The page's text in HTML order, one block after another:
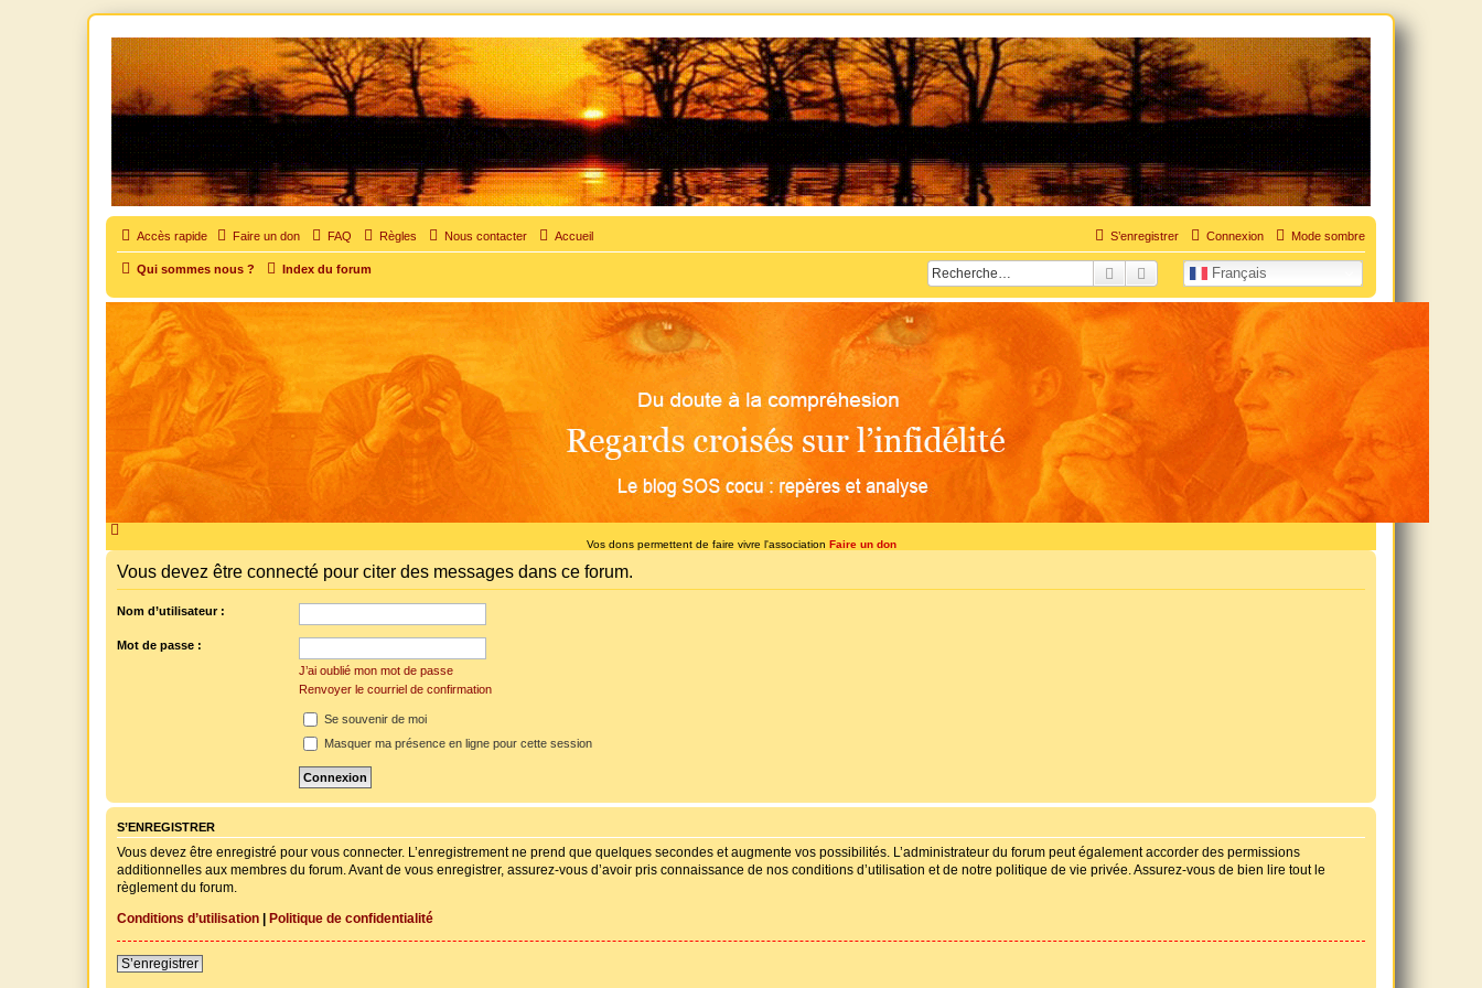
SOS cocu
SOS cocu est une association loi 1901 dont l'objet est le soutien aux victimes d'adultère. Pouvoir parler, se confier, recevoir un soutien moral pour traverser une situation personnelle douloureuse
Vers le contenu
Accès rapide Mode sombre
Faire un don FAQ Règles Nous contacter Accueil Connexion
S’enregistrer
Qui sommes nous ? Index du forum Français
RechercherRecherche avancée
Vos dons permettent de faire vivre l'association Faire un don
Vous devez être connecté pour citer des messages dans ce forum.
Nom d’utilisateur :
Mot de passe :
J’ai oublié mon mot de passe
Renvoyer le courriel de confirmation
Se souvenir de moi
Masquer ma présence en ligne pour cette session
S’ENREGISTRER
Vous devez être enregistré pour vous connecter. L’enregistrement ne prend que quelques secondes et augmente vos possibilités. L’administrateur du forum peut également accorder des permissions
additionnelles aux membres du forum. Avant de vous enregistrer, assurez-vous d’avoir pris connaissance de nos conditions d’utilisation et de notre politique de vie privée. Assurez-vous de bien lire tout le
règlement du forum.
Conditions d’utilisation
Politique de confidentialité
S’enregistrer